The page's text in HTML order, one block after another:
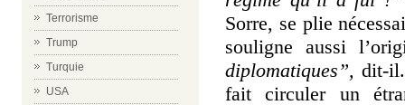
Terrorisme
Trump
Turquie
USA
Sorre, se plie
souligne aussi
diplomatiques”,dit-
fait circuler un